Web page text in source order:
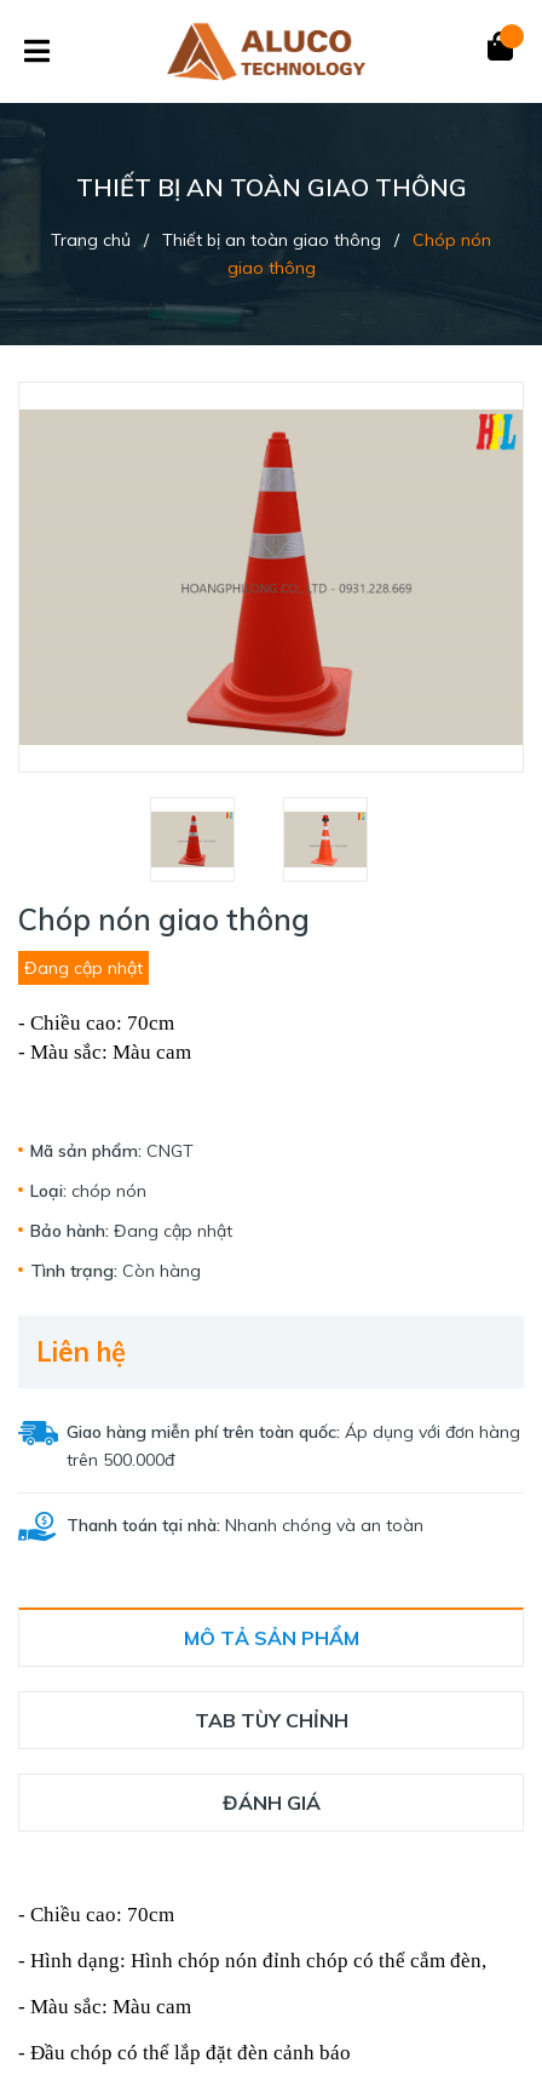
THIẾT BỊ AN TOÀN GIAO THÔNG
Trang chủ / Thiết bị an toàn giao thông / Chóp nón
giao thông
Chóp nón giao thông
Đang cập nhật
- Chiều cao: 70cm
- Màu sắc: Màu cam
Mã sản phẩm: CNGT
Loại: chóp nón
Bảo hành: Đang cập nhật
Tình trạng: Còn hàng
Liên hệ
Giao hàng miễn phí trên toàn quốc: Áp dụng với đơn hàng
trên 500.000đ
Thanh toán tại nhà: Nhanh chóng và an toàn
MÔ TẢ SẢN PHẨM
TAB TÙY CHỈNH
ĐÁNH GIÁ
- Chiều cao: 70cm
- Hình dạng: Hình chóp nón đỉnh chóp có thể cắm đèn,
- Màu sắc: Màu cam
- Đầu chóp có thể lắp đặt đèn cảnh báo